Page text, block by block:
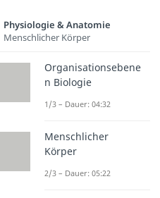
Physiologie & Anatomie
Menschlicher Körper
Organisationsebene
n Biologie
1/3 – Dauer: 04:32
Menschlicher
Körper
2/3 – Dauer: 05:22